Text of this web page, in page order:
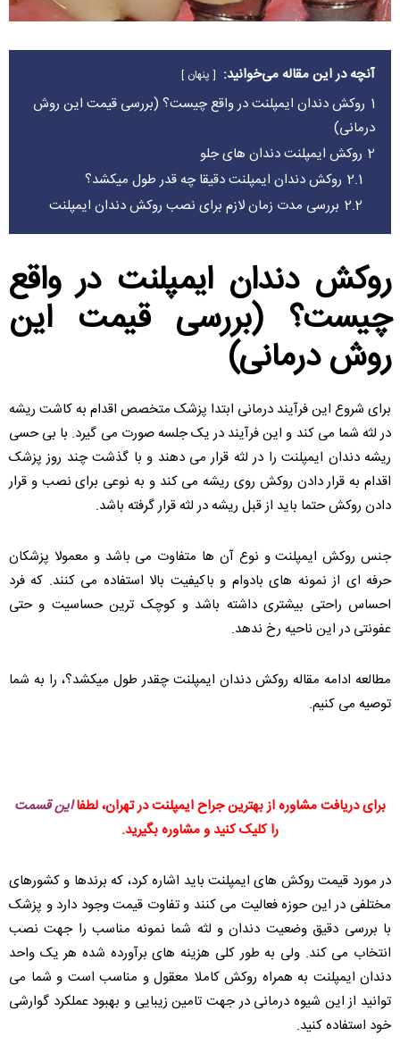
آنچه در این مقاله می‌خوانید: پنهان
1 روکش دندان ایمپلنت در واقع چیست؟ (بررسی قیمت این روش
درمانی)
2 روکش ایمپلنت دندان های جلو
2.1 روکش دندان ایمپلنت دقیقا چه قدر طول میکشد؟
2.2 بررسی مدت زمان لازم برای نصب روکش دندان ایمپلنت
روکش دندان ایمپلنت در واقع
چیست؟ (بررسی قیمت این
روش درمانی)
برای شروع این فرآیند درمانی ابتدا پزشک متخصص اقدام به کاشت ریشه
در لثه شما می کند و این فرآیند در یک جلسه صورت می گیرد. با بی حسی
ریشه دندان ایمپلنت را در لثه قرار می دهند و با گذشت چند روز پزشک
اقدام به قرار دادن روکش روی ریشه می کند و به نوعی برای نصب و قرار
دادن روکش حتما باید از قبل ریشه در لثه قرار گرفته باشد.
جنس روکش ایمپلنت و نوع آن ها متفاوت می باشد و معمولا پزشکان
حرفه ای از نمونه های بادوام و باکیفیت بالا استفاده می کنند. که فرد
احساس راحتی بیشتری داشته باشد و کوچک ترین حساسیت و حتی
عفونتی در این ناحیه رخ ندهد.
مطالعه ادامه مقاله روکش دندان ایمپلنت چقدر طول میکشد؟، را به شما
توصیه می کنیم.
برای دریافت مشاوره از بهترین جراح ایمپلنت در تهران، لطفااین قسمت
را کلیک کنید و مشاوره بگیرید.
در مورد قیمت روکش های ایمپلنت باید اشاره کرد، که برندها و کشورهای
مختلفی در این حوزه فعالیت می کنند و تفاوت قیمت وجود دارد و پزشک
با بررسی دقیق وضعیت دندان و لثه شما نمونه مناسب را جهت نصب
انتخاب می کند. ولی به طور کلی هزینه های برآورده شده هر یک واحد
دندان ایمپلنت به همراه روکش کاملا معقول و مناسب است و شما می
توانید از این شیوه درمانی در جهت تامین زیبایی و بهبود عملکرد گوارشی
خود استفاده کنید.